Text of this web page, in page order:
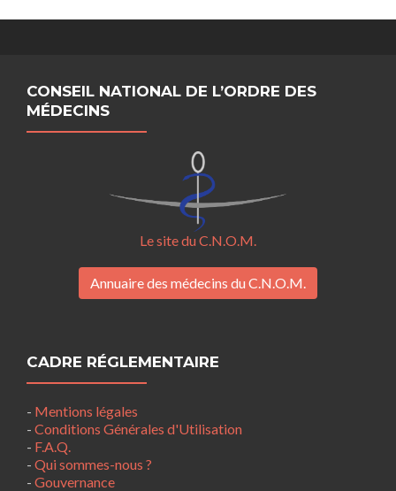
CONSEIL NATIONAL DE L’ORDRE DES
MÉDECINS
Le site du C.N.O.M.
Annuaire des médecins du C.N.O.M.
CADRE RÉGLEMENTAIRE
- Mentions légales
- Conditions Générales d'Utilisation
- F.A.Q.
- Qui sommes-nous ?
- Gouvernance